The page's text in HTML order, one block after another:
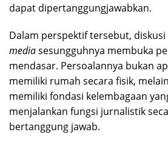
dapat dipertanggungjawabkan.
Dalam perspektif tersebut, diskusi
mediasesungguhnya membuka
mendasar. Persoalannya bukan
memiliki rumah secara fisik,
memiliki fondasi kelembagaan
menjalankan fungsi jurnalistik
bertanggung jawab.